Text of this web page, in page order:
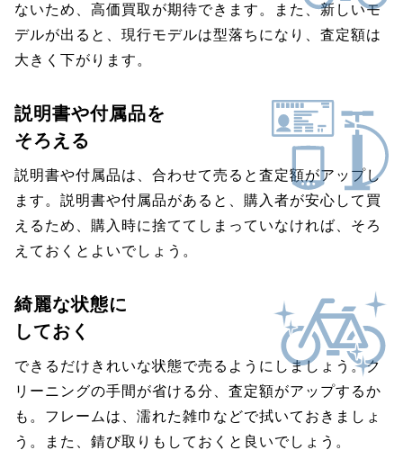
ないため、高価買取が期待できます。また、新しいモ
デルが出ると、現行モデルは型落ちになり、査定額は
大きく下がります。
説明書や付属品を
そろえる
説明書や付属品は、合わせて売ると査定額がアップし
ます。説明書や付属品があると、購入者が安心して買
えるため、購入時に捨ててしまっていなければ、そろ
えておくとよいでしょう。
綺麗な状態に
しておく
できるだけきれいな状態で売るようにしましょう。ク
リーニングの手間が省ける分、査定額がアップするか
も。フレームは、濡れた雑巾などで拭いておきましょ
う。また、錆び取りもしておくと良いでしょう。